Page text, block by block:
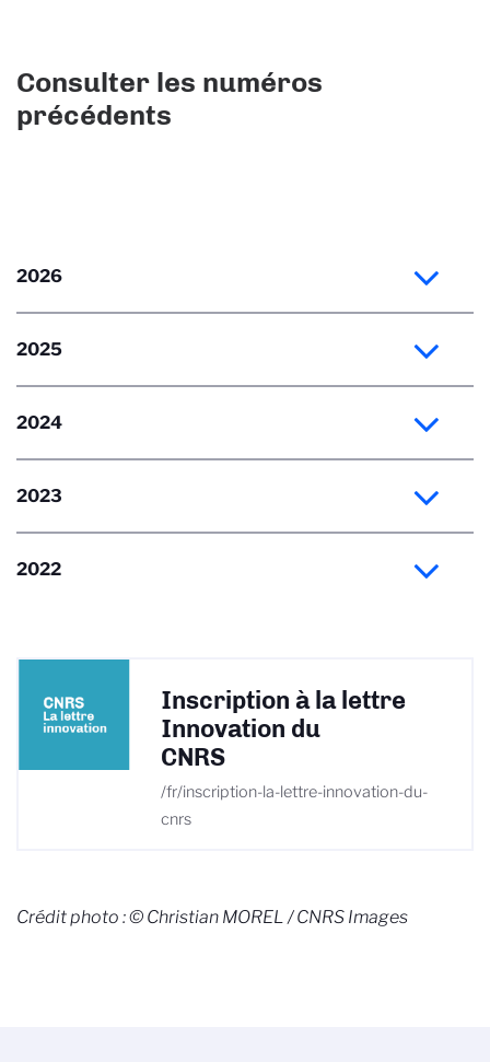
Consulter les numéros
précédents
2026
2025
2024
2023
2022
Inscription à la lettre
Innovation du
CNRS
/fr/inscription-la-lettre-innovation-du-
cnrs
Crédit photo : © Christian MOREL / CNRS Images